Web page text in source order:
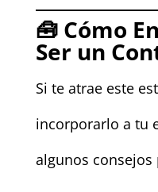
🧰 Cómo
Ser un
Si te atrae este
incorporarlo a tu
algunos consejos